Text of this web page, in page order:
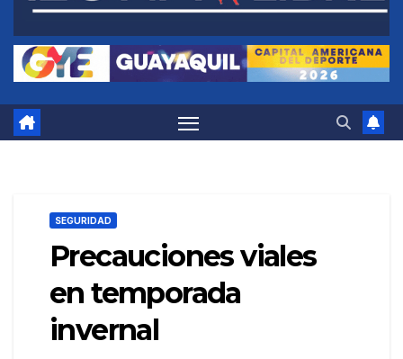
SEGURIDAD
Precauciones viales
en temporada
invernal